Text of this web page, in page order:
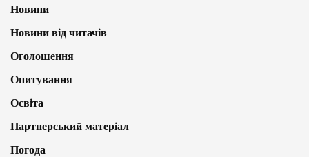
Новини
Новини від читачів
Оголошення
Опитування
Освіта
Партнерський матеріал
Погода